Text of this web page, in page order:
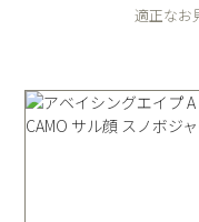
適正なお